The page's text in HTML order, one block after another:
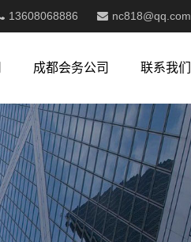
13608068886 nc818@qq.com
成都会务公司 联系我们